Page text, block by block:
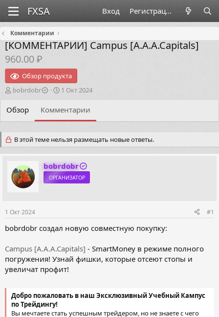
Вход Регистрация
Комментарии
[КОММЕНТАРИИ] Campus [A.A.A.Capitals]
960.00 ₽
Обзор продукта
А
т
е
bobrdobr
Д
т
ч
а
1 Окт 2024
Обзор Комментарии
В этой теме нельзя размещать новые ответы.
bobrdobr
ОРГАНИЗАТОР
1 Окт 2024 #1
bobrdobr создал новую совместную покупку:
Campus [A.A.A.Capitals] - SmartMoney в режиме полного
погружения! Узнай фишки, которые отсеют стопы и
увеличат профит!
Добро пожаловать в наш Эксклюзивный Учебный Кампус
по Трейдингу!
Вы мечтаете стать успешным трейдером, но не знаете с чего